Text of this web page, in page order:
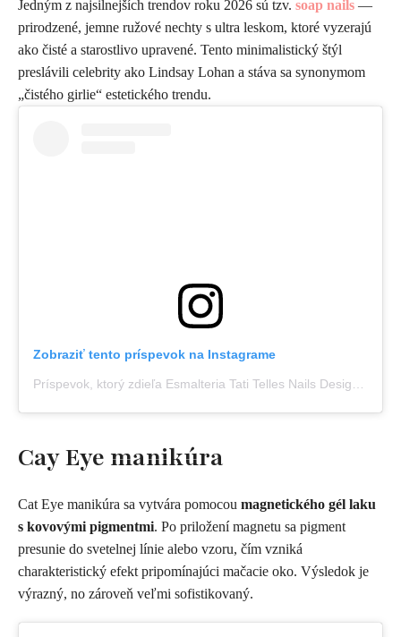
Jedným z najsilnejších trendov roku 2026 sú tzv. soap nails —
prirodzené, jemne ružové nechty s ultra leskom, ktoré vyzerajú
ako čisté a starostlivo upravené. Tento minimalistický štýl
preslávili celebrity ako Lindsay Lohan a stáva sa synonymom
„čistého girlie“ estetického trendu.
Zobraziť tento príspevok na Instagrame
Príspevok, ktorý zdieľa Esmalteria Tati Telles Nails Designer | Búzios (@tatitelles_nailsdesigner)
Cay Eye manikúra
Cat Eye manikúra sa vytvára pomocou magnetického gél laku
s kovovými pigmentmi. Po priložení magnetu sa pigment
presunie do svetelnej línie alebo vzoru, čím vzniká
charakteristický efekt pripomínajúci mačacie oko. Výsledok je
výrazný, no zároveň veľmi sofistikovaný.